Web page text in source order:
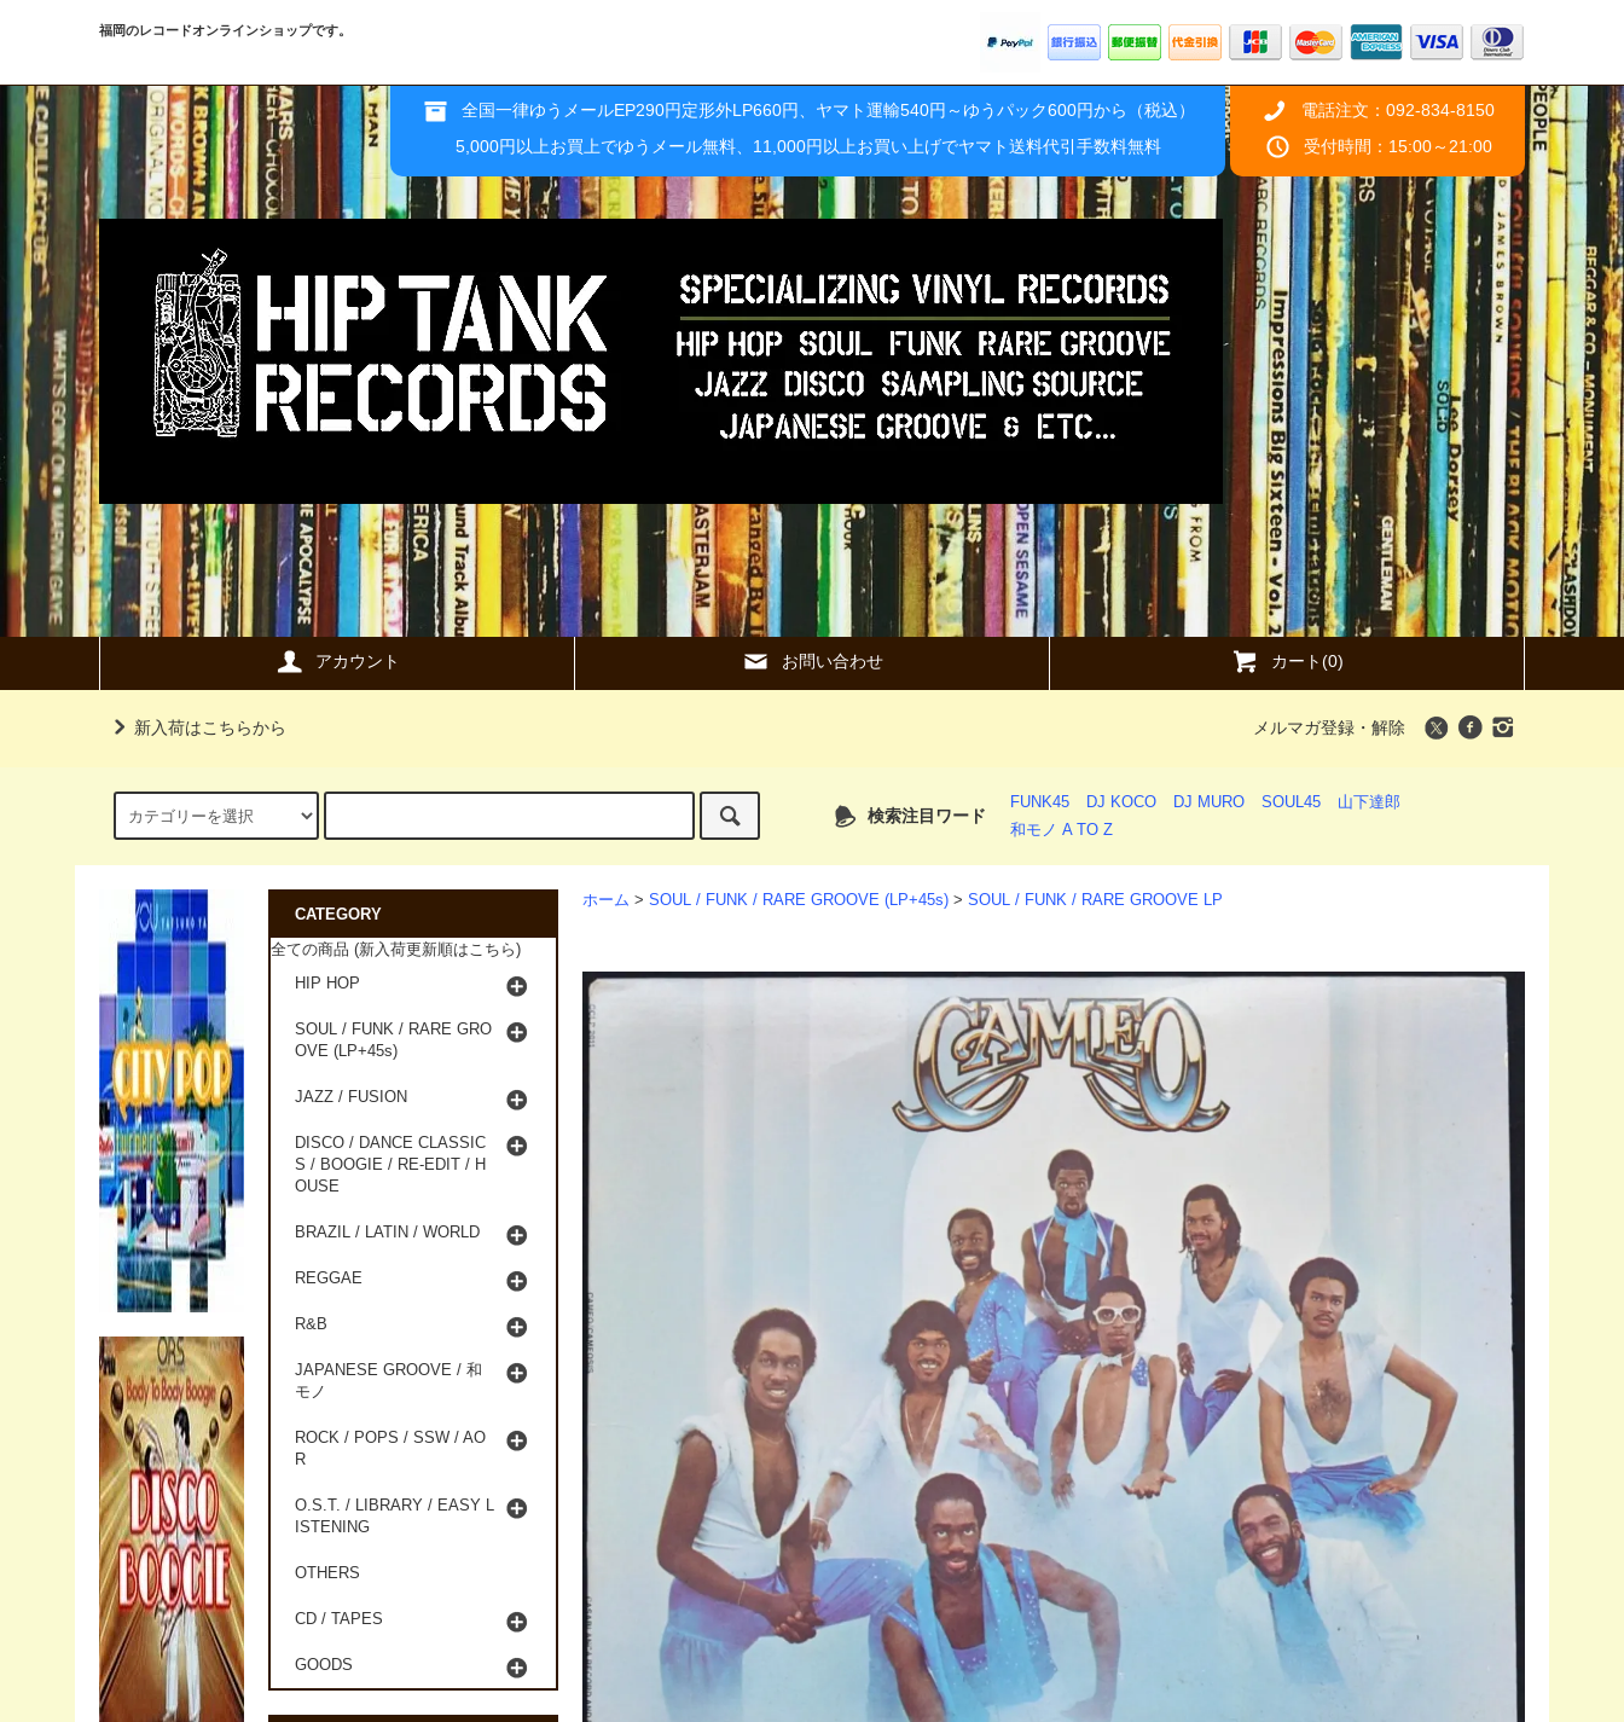
福岡のレコードオンラインショップです。
全国一律ゆうメールEP290円定形外LP660円、ヤマト運輸540円～ゆうパック600円から（税込）
5,000円以上お買上でゆうメール無料、11,000円以上お買い上げでヤマト送料代引手数料無料
電話注文：092-834-8150
受付時間：15:00～21:00
アカウント お問い合わせ カート(0)
新入荷はこちらから メルマガ登録・解除
検索注目ワード
FUNK45 DJ KOCO DJ MURO SOUL45
山下達郎
和モノ A TO Z
ホーム > SOUL / FUNK / RARE GROOVE (LP+45s) > SOUL / FUNK / RARE GROOVE LP
CATEGORY
全ての商品 (新入荷更新順はこちら)
HIP HOP
SOUL / FUNK / RARE GRO
OVE (LP+45s)
JAZZ / FUSION
DISCO / DANCE CLASSIC
S / BOOGIE / RE-EDIT / H
OUSE
BRAZIL / LATIN / WORLD
REGGAE
R&B
JAPANESE GROOVE / 和
モノ
ROCK / POPS / SSW / AO
R
O.S.T. / LIBRARY / EASY L
ISTENING
OTHERS
CD / TAPES
GOODS